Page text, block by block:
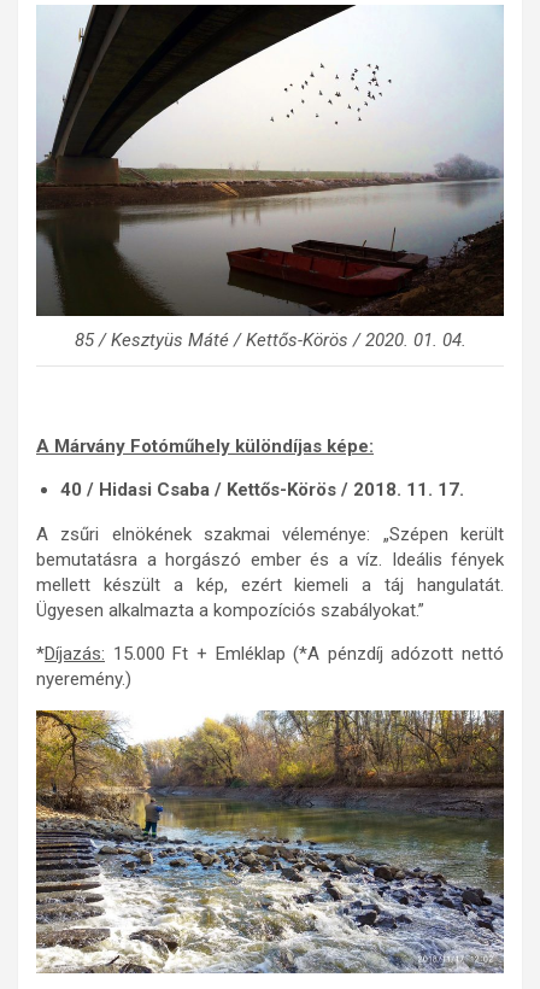
85 / Kesztyüs Máté / Kettős-Körös / 2020. 01. 04.
A Márvány Fotóműhely különdíjas képe:
40 / Hidasi Csaba / Kettős-Körös / 2018. 11. 17.
A zsűri elnökének szakmai véleménye: „Szépen került
bemutatásra a horgászó ember és a víz. Ideális fények
mellett készült a kép, ezért kiemeli a táj hangulatát.
Ügyesen alkalmazta a kompozíciós szabályokat.”
*Díjazás: 15.000 Ft + Emléklap (*A pénzdíj adózott nettó
nyeremény.)